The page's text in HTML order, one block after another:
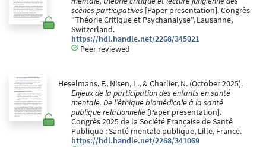
scènes participatives [Paper presentation]. Congrès
"Théorie Critique et Psychanalyse", Lausanne,
Switzerland.
https://hdl.handle.net/2268/345021
Peer reviewed
Heselmans, F., Nisen, L., & Charlier, N. (October 2025).
Enjeux de la participation des enfants en santé
mentale. De l’éthique biomédicale à la santé
publique relationnelle [Paper presentation].
Congrès 2025 de la Société Française de Santé
Publique : Santé mentale publique, Lille, France.
https://hdl.handle.net/2268/341069